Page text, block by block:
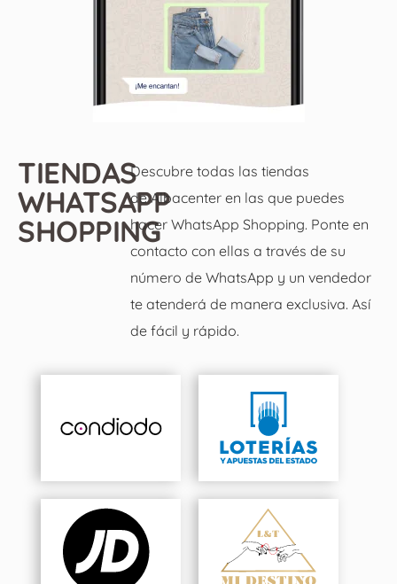
TIENDAS
WHATSAPP
SHOPPING
Descubre todas las tiendas
de Albacenter en las que puedes
hacer WhatsApp Shopping. Ponte en
contacto con ellas a través de su
número de WhatsApp y un vendedor
te atenderá de manera exclusiva. Así
de fácil y rápido.